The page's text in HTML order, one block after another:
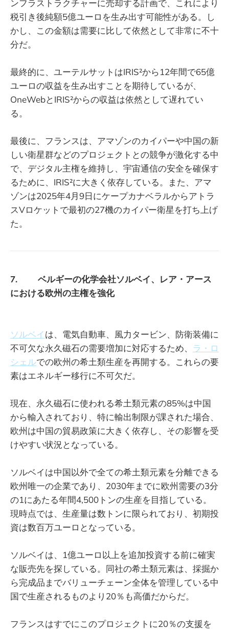
ンフラストラクチャーに売却する計画で、これにより
税引き後純額5億ユーロを生み出す可能性がある。し
かし、この金額は需要に比して依然として非常に不十
分だ。
最終的に、ユーテルサットはIRIS²から12年間で65億
ユーロの収益を生み出すことを期待しているが、
OneWebとIRIS²からの収益は依然として遅れてい
る。
最後に、フランスは、アマゾンのカイパーや中国の新
しい衛星群などのプロジェクトとの競争が激化する中
で、デジタル主権を維持し、宇宙通信の安全を確保す
るために、IRIS²に大きく依存している。また、アマ
ゾンは2025年4月9日にケープカナベラルからアトラ
スVロケットで最初の27機のカイパー衛星を打ち上げ
た。
7. ベルギーの化学会社ソルベイ、レア・アース
における欧州の主権を強化
ソルベイは、電気自動車、風力タービン、防衛装備に
不可欠な永久磁石の需要増加に対応するため、 ラ・ロ
シェルでの欧州の希土類生産を再開する。これらの要
素はエネルギー移行に不可欠だ。
現在、永久磁石に使われる希土類元素の85%は中国
から輸入されており、特に輸出制限が課された場合、
欧州は中国の貿易政策に大きく依存し、その影響を受
けやすい状況となっている。
ソルベイは中国以外で全ての希土類元素を分離できる
欧州唯一の企業であり、2030年までに欧州需要の3分
の1にあたる年間4,500トンの生産を目指している。
現時点では、生産量は数トンに限られており、初期投
資は数百万ユーロとなっている。
ソルベイは、1億ユーロ以上を追加投資する前に確実
な販売先を探している。同社の希土類元素は、採掘か
ら完成品までバリューチェーン全体を管理している中
国で生産されるものより20％も高価だからだ。
フランスはすでにこのプロジェクトに20％の支援を